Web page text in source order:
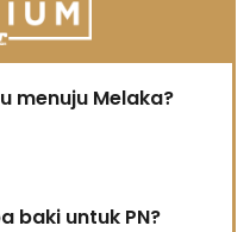
menuju Melaka?
baki untuk PN?